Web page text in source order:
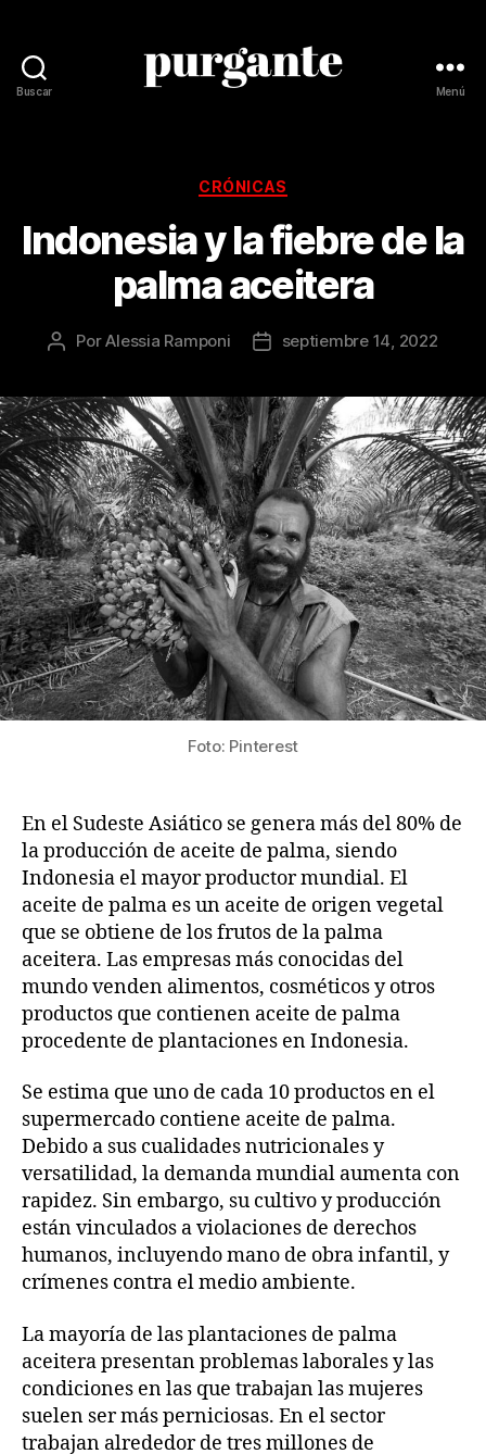
Buscar Menú
Categorías
CRÓNICAS
Indonesia y la fiebre de la
palma aceitera
Autor
publicación
PorAlessia Ramponi
Fecha
publicación
septiembre 14, 2022
Foto: Pinterest
En el Sudeste Asiático se genera más del 80% de
la producción de aceite de palma, siendo
Indonesia el mayor productor mundial. El
aceite de palma es un aceite de origen vegetal
que se obtiene de los frutos de la palma
aceitera. Las empresas más conocidas del
mundo venden alimentos, cosméticos y otros
productos que contienen aceite de palma
procedente de plantaciones en Indonesia.
Se estima que uno de cada 10 productos en el
supermercado contiene aceite de palma.
Debido a sus cualidades nutricionales y
versatilidad, la demanda mundial aumenta con
rapidez. Sin embargo, su cultivo y producción
están vinculados a violaciones de derechos
humanos, incluyendo mano de obra infantil, y
crímenes contra el medio ambiente.
La mayoría de las plantaciones de palma
aceitera presentan problemas laborales y las
condiciones en las que trabajan las mujeres
suelen ser más perniciosas. En el sector
trabajan alrededor de tres millones de